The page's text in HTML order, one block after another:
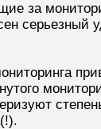
за